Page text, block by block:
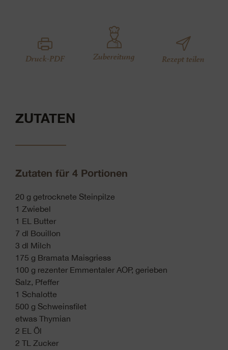
Druck-PDF Zubereitung Rezept teilen
ZUTATEN
Zutaten für 4 Portionen
20 g getrocknete Steinpilze
1 Zwiebel
1 EL Butter
7 dl Bouillon
3 dl Milch
175 g Bramata Maisgriess
100 g rezenter Emmentaler AOP, gerieben
Salz, Pfeffer
1 Schalotte
500 g Schweinsfilet
etwas Thymian
2 EL Öl
2 TL Zucker